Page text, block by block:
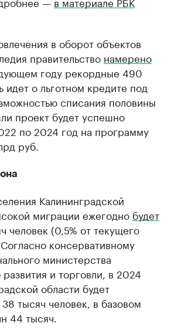
в оборот объектов
правительство намерено
году рекордные 490
идет о льготном кредите под
списания половины
проект будет успешно
по 2024 год на программу
руб.
Калининградской
миграции ежегодно будет
человек (0,5% от текущего
консервативному
министерства
и торговли, в 2024
области будет
тысяч человек, в базовом
44 тысяч.